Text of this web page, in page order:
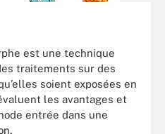
est une technique
traitements sur des
soient exposées en
les avantages et
entrée dans une